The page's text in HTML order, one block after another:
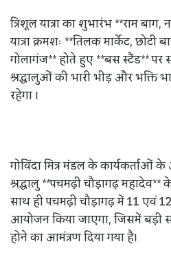
त्रिशूल यात्रा का शुभारंभ **राम बाग,
यात्रा क्रमशः **तिलक मार्केट, छोटी
गोलागंज** होते हुए **बस स्टैंड** पर
श्रद्धालुओं की भारी भीड़ और भक्ति
रहेगा ।
गोविंदा मित्र मंडल के कार्यकर्ताओं के
श्रद्धालु **पचमढ़ी चौड़ागढ़
साथ ही पचमढ़ी चौड़ागढ़ में 11 एवं
आयोजन किया जाएगा, जिसमें बड़ी
होने का आमंत्रण दिया गया है।